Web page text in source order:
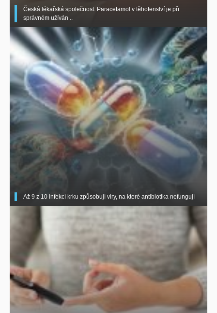
Česká lékařská společnost: Paracetamol v těhotenství je při
správném užíván ..
Až 9 z 10 infekcí krku způsobují viry, na které antibiotika nefungují